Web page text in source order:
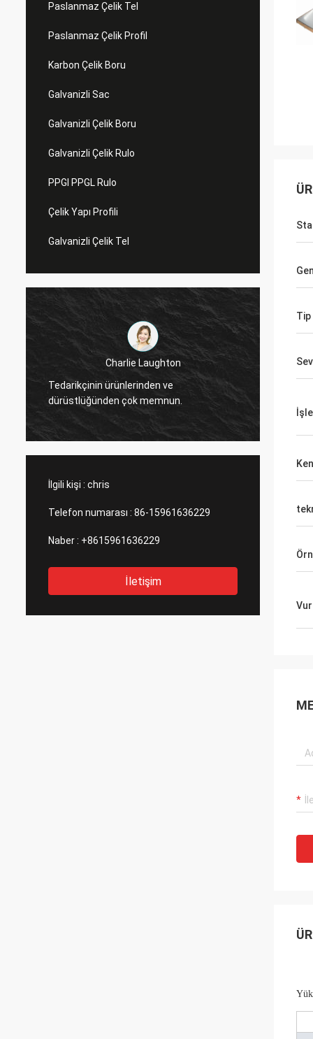
Paslanmaz Çelik Tel
Paslanmaz Çelik Profil
Karbon Çelik Boru
Galvanizli Sac
Galvanizli Çelik Boru
Galvanizli Çelik Rulo
PPGI PPGL Rulo
Çelik Yapı Profili
Galvanizli Çelik Tel
Charlie Laughton
Tedarikçinin ürünlerinden ve
dürüstlüğünden çok memnun.
ürün
İlgili kişi : chris
Telefon numarası : 86-15961636229
Naber : +8615961636229
İletişim
Tip